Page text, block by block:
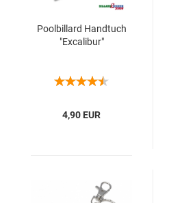
Pool­bil­lard Hand­tuch
"Ex­ca­li­bur"
4,90 EUR